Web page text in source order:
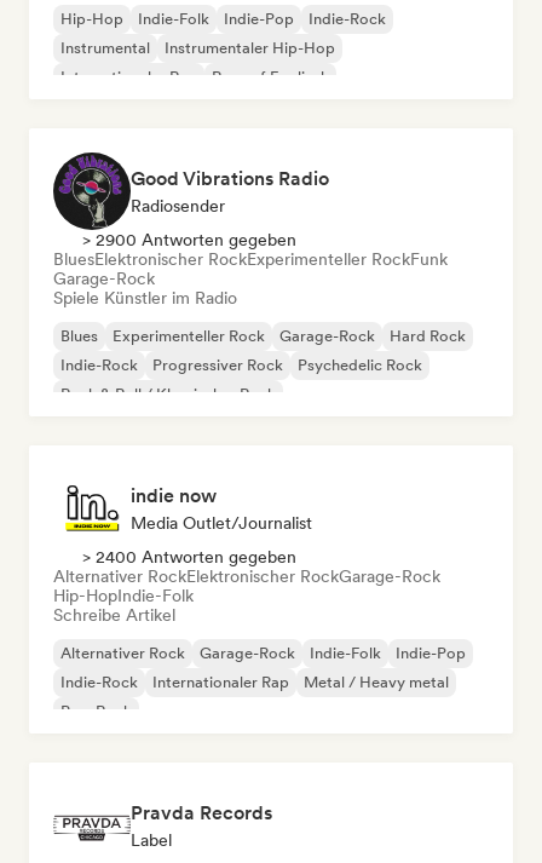
Hip-Hop Indie-Folk Indie-Pop
Indie-Rock
Instrumental
Instrumentaler Hip-Hop
Internationaler Rap
Rap auf Englisch
Good Vibrations Radio
Radiosender
> 2900 Antworten gegeben
BluesElektronischer RockExperimenteller RockFunk
Garage-Rock
Spiele Künstler im Radio
Blues Experimenteller Rock Garage-Rock
Hard Rock
Indie-Rock
Progressiver Rock
Psychedelic Rock
Rock & Roll / Klassischer Rock
indie now
Media Outlet/Journalist
> 2400 Antworten gegeben
Alternativer RockElektronischer RockGarage-Rock
Hip-HopIndie-Folk
Schreibe Artikel
Alternativer Rock Garage-Rock Indie-Folk
Indie-Pop
Indie-Rock
Internationaler Rap
Metal / Heavy metal
Pop-Rock
Pravda Records
Label